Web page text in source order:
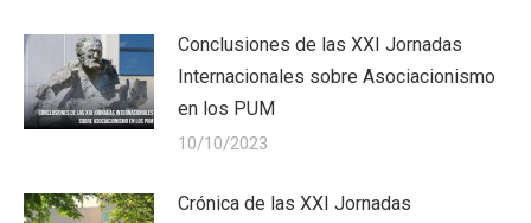
Conclusiones de las XXI Jornadas
Internacionales sobre Asociacionismo
en los PUM
10/10/2023
Crónica de las XXI Jornadas